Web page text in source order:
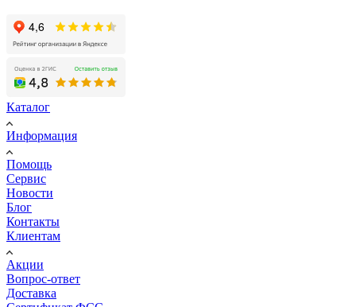
Каталог
Информация
Помощь
Сервис
Новости
Блог
Контакты
Клиентам
Акции
Вопрос-ответ
Доставка